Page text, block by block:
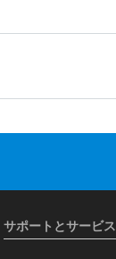
サポートとサービス